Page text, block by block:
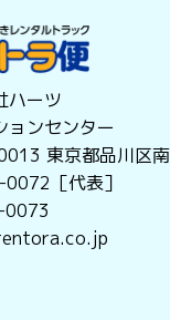
ーツ
ョンセンター
東京都品川区
［代表］
0073